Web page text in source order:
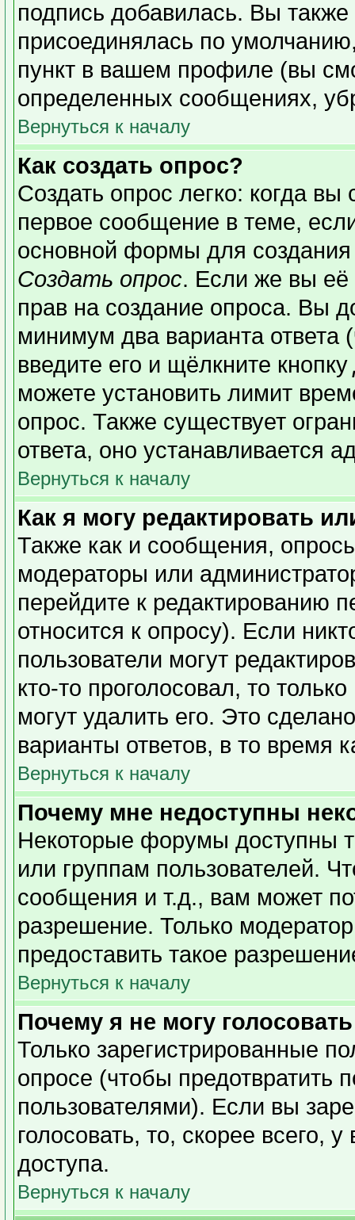
подпись добавилась. Вы
присоединялась по
пункт в вашем профиле (вы
определенных сообщениях,
Вернуться к началу
Как создать опрос?
Создать опрос легко: когда вы
первое сообщение в теме,
основной формы для
Создать опрос. Если же вы её
прав на создание опроса. Вы
минимум два варианта ответа
введите его и щёлкните кнопку
можете установить лимит
опрос. Также существует
ответа, оно устанавливается
Вернуться к началу
Как я могу редактировать
Также как и сообщения,
модераторы или
перейдите к редактированию
относится к опросу). Если
пользователи могут
кто-то проголосовал, то
могут удалить его. Это
варианты ответов, в то время
Вернуться к началу
Почему мне недоступны
Некоторые форумы доступны
или группам пользователей.
сообщения и т.д., вам может
разрешение. Только
предоставить такое
Вернуться к началу
Почему я не могу
Только зарегистрированные
опросе (чтобы предотвратить
пользователями). Если вы
голосовать, то, скорее всего,
доступа.
Вернуться к началу